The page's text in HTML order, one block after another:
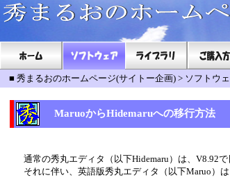
■ 秀まるおのホームページ(サイトー企画) > ソフトウ
MaruoからHidemaruへの移行方法
通常の秀丸エディタ（以下Hidemaru）は、V8.92
それに伴い、英語版秀丸エディタ（以下Maruo）